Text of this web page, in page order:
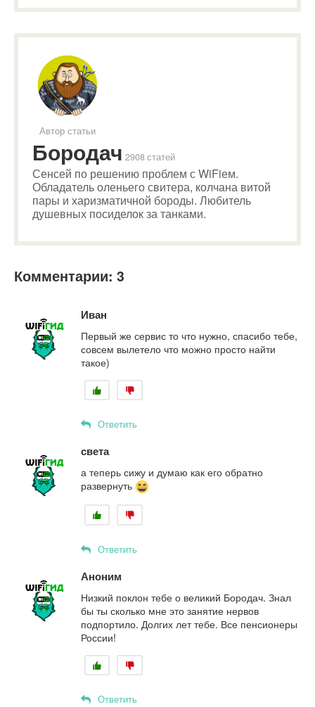
Автор статьи
Бородач 2908 статей
Сенсей по решению проблем с WiFiем.
Обладатель оленьего свитера, колчана витой
пары и харизматичной бороды. Любитель
душевных посиделок за танками.
Комментарии: 3
Иван
Первый же сервис то что нужно, спасибо тебе,
совсем вылетело что можно просто найти
такое)
Ответить
света
а теперь сижу и думаю как его обратно
развернуть
Ответить
Аноним
Низкий поклон тебе о великий Бородач. Знал
бы ты сколько мне это занятие нервов
подпортило. Долгих лет тебе. Все пенсионеры
России!
Ответить